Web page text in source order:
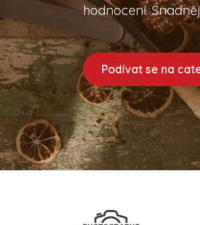
hodnocení.
Podívat se na